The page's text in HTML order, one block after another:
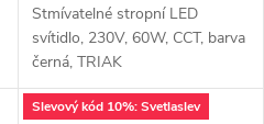
Stmívatelné stropní LED
svítidlo, 230V, 60W, CCT, barva
černá, TRIAK
Slevový kód 10%: Svetlaslev